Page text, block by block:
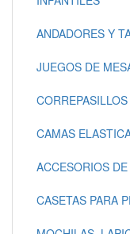
ANDADORES Y
JUEGOS DE
CAMAS
ACCESORIOS
CASETAS PARA